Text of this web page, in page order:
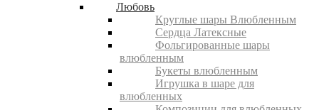
Любовь
Круглые шары Влюбленным
Сердца Латексные
Фольгированные шары
влюбленным
Букеты влюбленным
Игрушка в шаре для
влюбленных